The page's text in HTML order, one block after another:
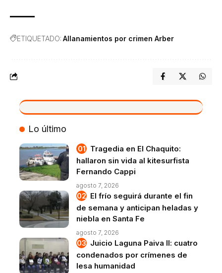
ETIQUETADO: Allanamientos por crimen Arber
VIVO
Lo último
Tragedia en El Chaquito:
hallaron sin vida al kitesurfista
Fernando Cappi
agosto 7, 2026
El frío seguirá durante el fin
de semana y anticipan heladas y
niebla en Santa Fe
agosto 7, 2026
Juicio Laguna Paiva II: cuatro
condenados por crímenes de
lesa humanidad